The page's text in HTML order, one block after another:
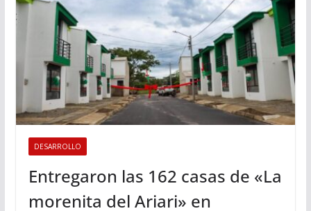
DESARROLLO
Entregaron las 162 casas de «La
morenita del Ariari» en